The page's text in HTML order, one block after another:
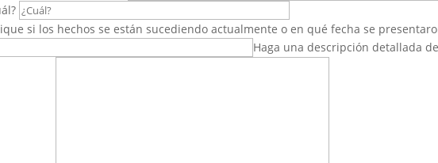
si los hechos se están sucediendo actualmente o en qué fecha se
Haga una descripción detallada